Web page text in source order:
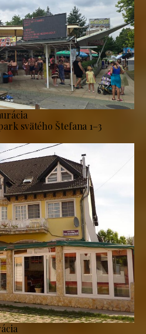
svätého Štefana 1–3